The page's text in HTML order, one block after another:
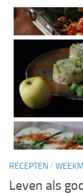
RECEPTEN/
Leven als